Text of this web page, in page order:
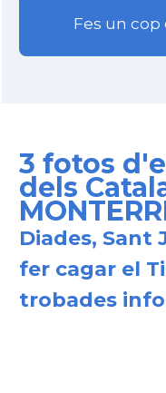
Fes un cop
3 fotos
dels
Diades, Sant
fer cagar el
trobades